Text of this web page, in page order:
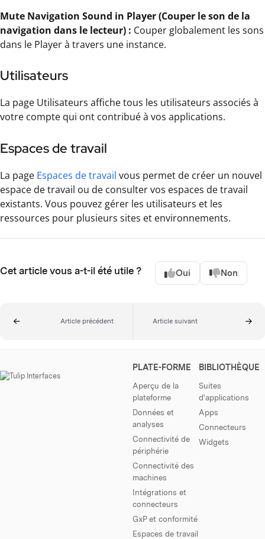
Mute Navigation Sound in Player (Couper le son de la
navigation dans le lecteur) : Couper globalement les sons
dans le Player à travers une instance.
Utilisateurs
La page Utilisateurs affiche tous les utilisateurs associés à
votre compte qui ont contribué à vos applications.
Espaces de travail
La page Espaces de travail vous permet de créer un nouvel
espace de travail ou de consulter vos espaces de travail
existants. Vous pouvez gérer les utilisateurs et les
ressources pour plusieurs sites et environnements.
Cet article vous a-t-il été utile ? Oui Non
Article précédent Article suivant
PLATE-FORME
Aperçu de la
plateforme
Données et
analyses
Connectivité de
périphérie
Connectivité des
machines
Intégrations et
connecteurs
GxP et conformité
Espaces de travail
BIBLIOTHÈQUE
Suites
d'applications
Apps
Connecteurs
Widgets